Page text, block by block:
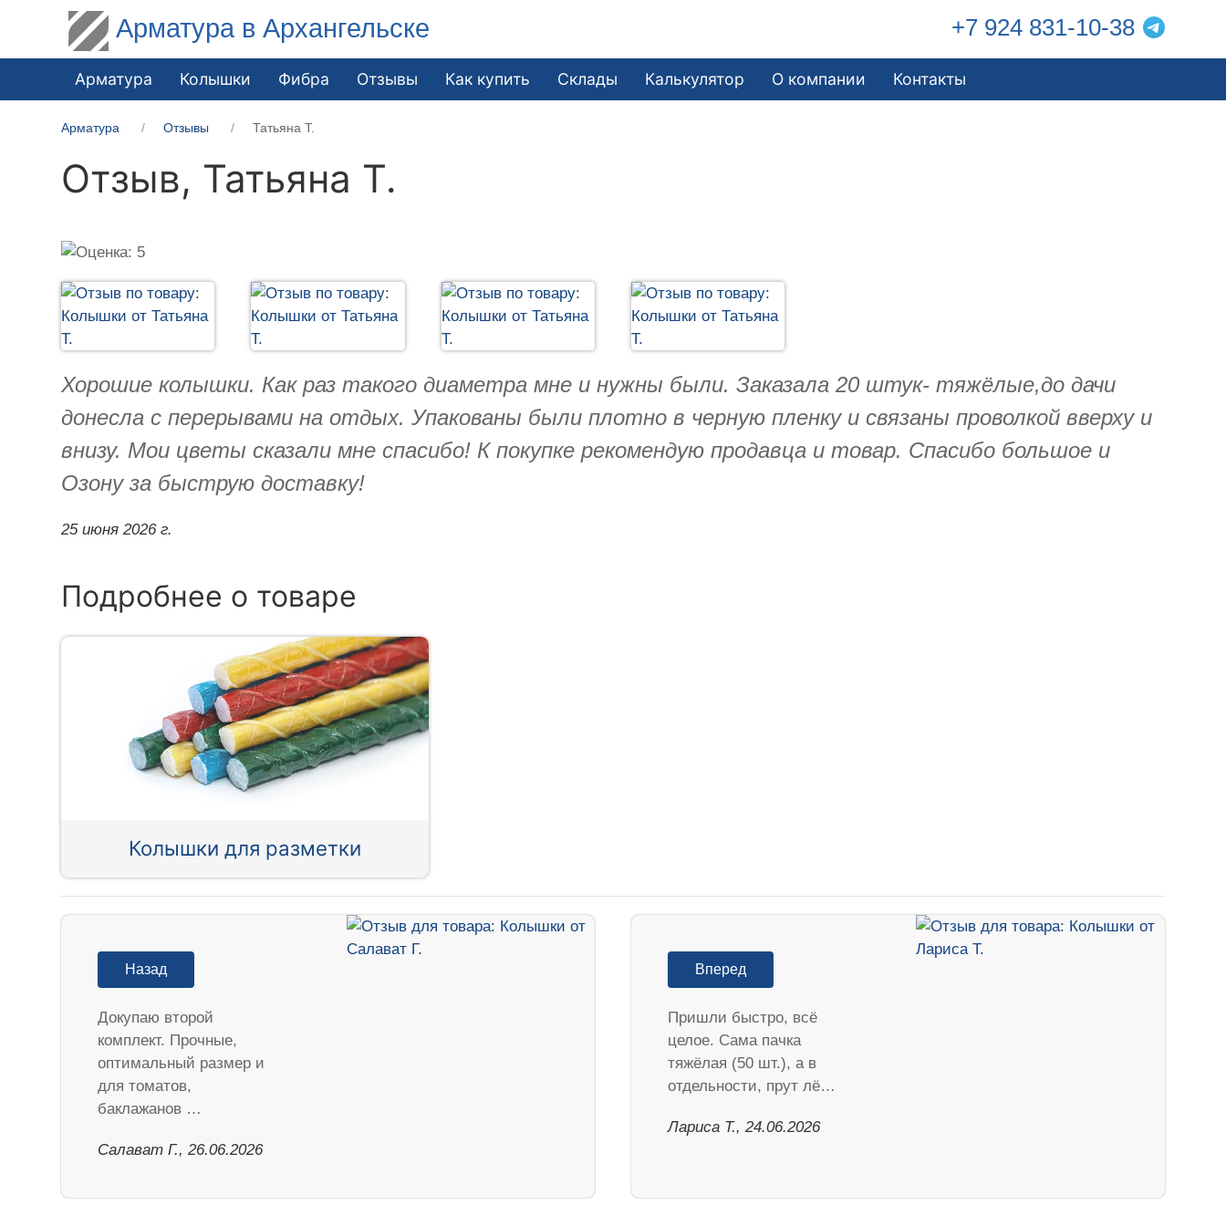
Арматура в Архангельске +7 924 831-10-38
Арматура Колышки Фибра Отзывы Как купить Склады Калькулятор О компании Контакты
Арматура Отзывы Татьяна Т.
Отзыв, Татьяна Т.
Хорошие колышки. Как раз такого диаметра мне и нужны были. Заказала 20 штук- тяжёлые,до дачи
донесла с перерывами на отдых. Упакованы были плотно в черную пленку и связаны проволкой вверху и
внизу. Мои цветы сказали мне спасибо! К покупке рекомендую продавца и товар. Спасибо большое и
Озону за быструю доставку!
25 июня 2026 г.
Подробнее о товаре
Колышки для разметки
Назад
Докупаю второй
комплект. Прочные,
оптимальный размер и
для томатов,
баклажанов …
Салават Г., 26.06.2026
Вперед
Пришли быстро, всё
целое. Сама пачка
тяжёлая (50 шт.), а в
отдельности, прут лё…
Лариса Т., 24.06.2026